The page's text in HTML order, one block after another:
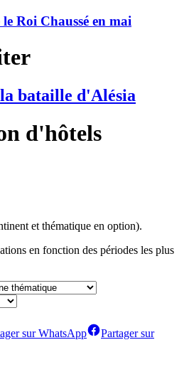
Roi Chaussé en mai
bataille d'Alésia
d'hôtels
et thématique en option).
en fonction des périodes les plus
sur WhatsApp
Partager sur